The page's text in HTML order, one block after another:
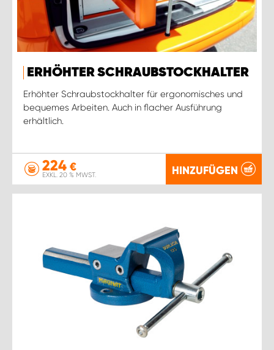
ERHÖHTER SCHRAUBSTOCKHALTER
Erhöhter Schraubstockhalter für ergonomisches und
bequemes Arbeiten. Auch in flacher Ausführung
erhältlich.
224 €
EXKL. 20 % MWST. HINZUFÜGEN